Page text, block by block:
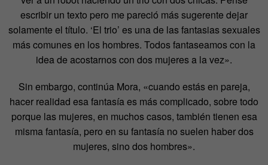
escribir un texto pero me pareció más sugerente dejar
solamente el título. ‘El trio’ es una de las fantasias sexuales
más comunes en los hombres. Todos fantaseamos con la
idea de acostarnos con dos mujeres a la vez».
Sin embargo, continúa Mora, «cuando estás en pareja,
hacer realidad esa fantasía es más complicado, sobre todo
porque las mujeres, en muchos casos, también tienen esa
misma fantasía, pero en su fantasía no suelen haber dos
mujeres, sino dos hombres».